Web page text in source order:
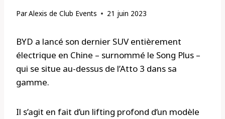
ParAlexis de Club Events 21 juin 2023
BYD a lancé son dernier SUV entièrement
électrique en Chine – surnommé le Song Plus –
qui se situe au-dessus de l’Atto 3 dans sa
gamme.
Il s’agit en fait d’un lifting profond d’un modèle